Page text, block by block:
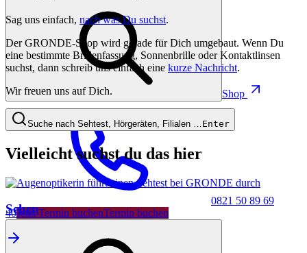
Shop
0821 50 89 69
40Jetzt Termin buchenTermin buchen
Sag uns einfach, nach was Du suchst.
Der GRONDE-Shop wird gerade für Dich umgebaut. Wenn Du
eine bestimmte Brillenfassung, Sonnenbrille oder Kontaktlinsen
suchst, dann schreib uns einfach eine kurze Nachricht.
Wir freuen uns auf Dich.
Suche nach Sehtest, Hörgeräten, Filialen … Enter
Vielleicht suchst du das hier
Sehen